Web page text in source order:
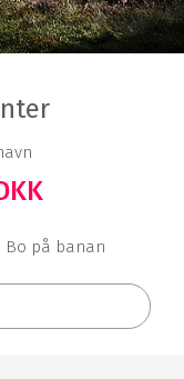
Bo på banan